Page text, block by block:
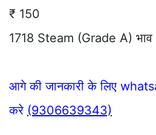
₹ 150
1718 Steam (Grade A)
आगे की जानकारी के लिए
करे (9306639343)